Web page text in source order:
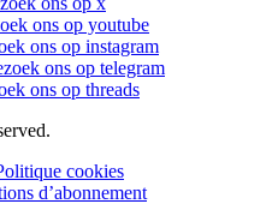
ons op youtube
ons op instagram
ons op telegram
ons op threads
cookies
d’abonnement